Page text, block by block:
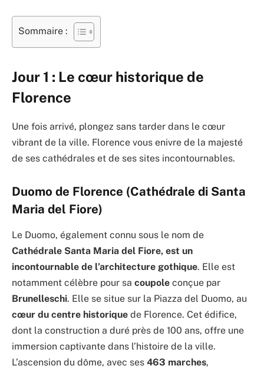
Sommaire :
Jour 1 : Le cœur historique de
Florence
Une fois arrivé, plongez sans tarder dans le cœur
vibrant de la ville. Florence vous enivre de la majesté
de ses cathédrales et de ses sites incontournables.
Duomo de Florence (Cathédrale di Santa
Maria del Fiore)
Le Duomo, également connu sous le nom de
Cathédrale Santa Maria del Fiore, est un
incontournable de l’architecture gothique. Elle est
notamment célèbre pour sa coupole conçue par
Brunelleschi. Elle se situe sur la Piazza del Duomo, au
cœur du centre historique de Florence. Cet édifice,
dont la construction a duré près de 100 ans, offre une
immersion captivante dans l’histoire de la ville.
L’ascension du dôme, avec ses 463 marches,